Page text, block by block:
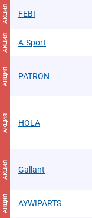
АКЦИЯ FEBI
АКЦИЯ A-Sport
АКЦИЯ PATRON
АКЦИЯ HOLA
АКЦИЯ Gallant
АКЦИЯ AYWIPARTS